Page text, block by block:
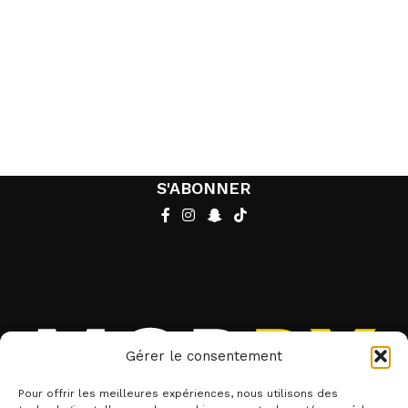
Gérer le consentement
Pour offrir les meilleures expériences, nous utilisons des
S'ABONNER